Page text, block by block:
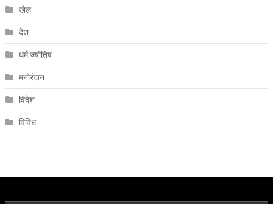
खेल
देश
धर्म ज्योतिष
मनोरंजन
विदेश
विविध